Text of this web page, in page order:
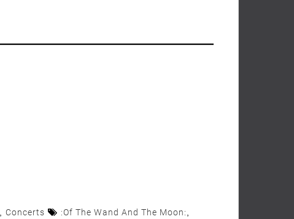
Concerts :Of The Wand And The Moon: